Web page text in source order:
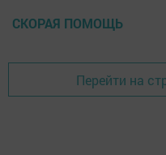
СКОРАЯ ПОМОЩЬ
Перейти на